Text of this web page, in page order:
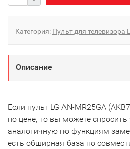
Категория: Пульт для телевизора
Описание
Если пульт LG AN-MR25GA
по цене, то вы можете
аналогичную по функциям
есть обширная база по